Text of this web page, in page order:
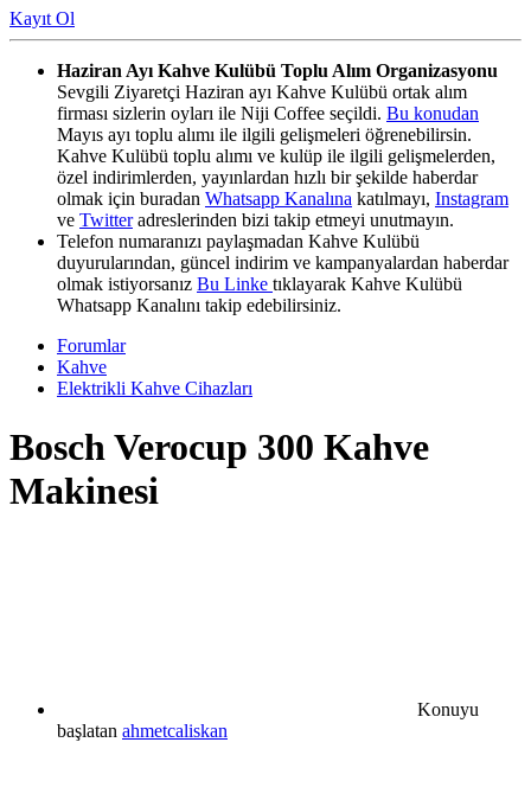
Kayıt Ol
Haziran Ayı Kahve Kulübü Toplu Alım Organizasyonu
Sevgili Ziyaretçi Haziran ayı Kahve Kulübü ortak alım
firması sizlerin oyları ile Niji Coffee seçildi. Bu konudan
Mayıs ayı toplu alımı ile ilgili gelişmeleri öğrenebilirsin.
Kahve Kulübü toplu alımı ve kulüp ile ilgili gelişmelerden,
özel indirimlerden, yayınlardan hızlı bir şekilde haberdar
olmak için buradan Whatsapp Kanalına katılmayı, Instagram
ve Twitteradreslerinden bizi takip etmeyi unutmayın.
Telefon numaranızı paylaşmadan Kahve Kulübü
duyurularından, güncel indirim ve kampanyalardan haberdar
olmak istiyorsanız Bu Linke tıklayarak Kahve Kulübü
Whatsapp Kanalını takip edebilirsiniz.
Forumlar
Kahve
Elektrikli Kahve Cihazları
Bosch Verocup 300 Kahve
Makinesi
Konuyu
başlatan ahmetcaliskan